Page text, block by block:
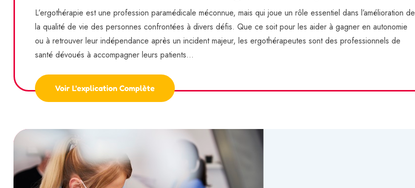
L’ergothérapie est une profession paramédicale méconnue, mais qui joue un rôle essentiel dans l’amélioration de
la qualité de vie des personnes confrontées à divers défis. Que ce soit pour les aider à gagner en autonomie
ou à retrouver leur indépendance après un incident majeur, les ergothérapeutes sont des professionnels de
santé dévoués à accompagner leurs patients...
Voir L'explication Complète